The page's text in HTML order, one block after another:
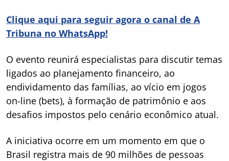
Clique aqui para seguir agora o canal de A
Tribuna no WhatsApp!
O evento reunirá especialistas para discutir temas
ligados ao planejamento financeiro, ao
endividamento das famílias, ao vício em jogos
on-line (bets), à formação de patrimônio e aos
desafios impostos pelo cenário econômico atual.
A iniciativa ocorre em um momento em que o
Brasil registra mais de 90 milhões de pessoas